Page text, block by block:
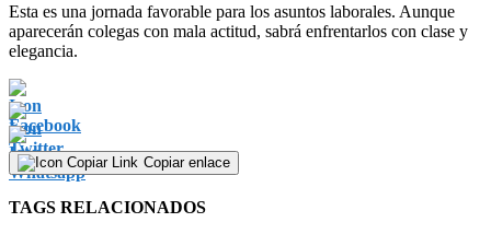
Esta es una jornada favorable para los asuntos laborales. Aunque
aparecerán colegas con mala actitud, sabrá enfrentarlos con clase y
elegancia.
Copiar enlace
TAGS RELACIONADOS